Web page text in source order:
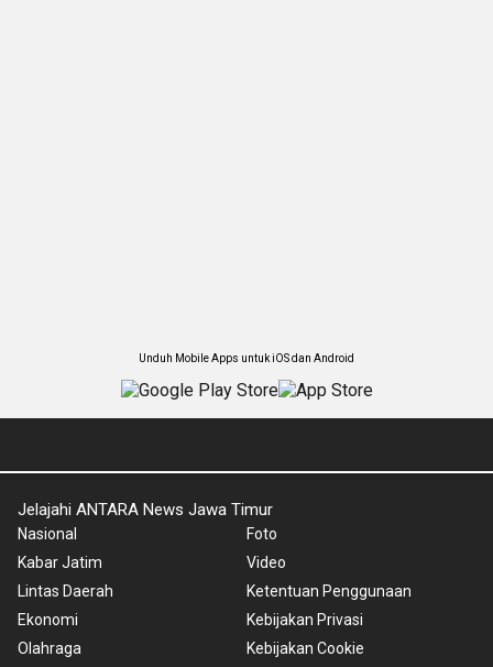
Unduh Mobile Apps untuk iOS dan Android
Jelajahi ANTARA News Jawa Timur
Nasional
Kabar Jatim
Lintas Daerah
Ekonomi
Olahraga
Foto
Video
Ketentuan Penggunaan
Kebijakan Privasi
Kebijakan Cookie